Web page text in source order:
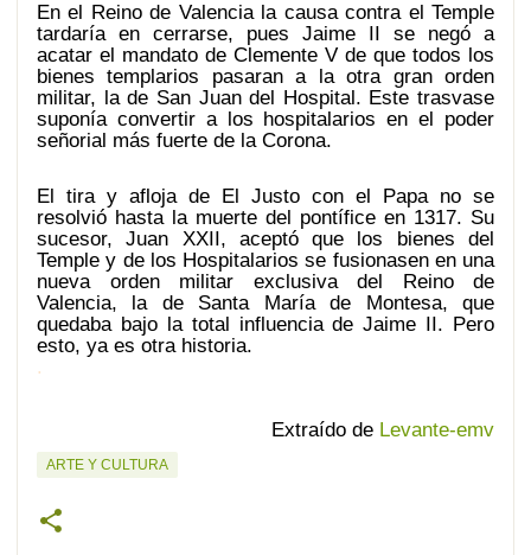
En el Reino de Valencia la causa contra el Temple
tardaría en cerrarse, pues Jaime II se negó a
acatar el mandato de Clemente V de que todos los
bienes templarios pasaran a la otra gran orden
militar, la de San Juan del Hospital. Este trasvase
suponía convertir a los hospitalarios en el poder
señorial más fuerte de la Corona.
El tira y afloja de El Justo con el Papa no se
resolvió hasta la muerte del pontífice en 1317. Su
sucesor, Juan XXII, aceptó que los bienes del
Temple y de los Hospitalarios se fusionasen en una
nueva orden militar exclusiva del Reino de
Valencia, la de Santa María de Montesa, que
quedaba bajo la total influencia de Jaime II. Pero
esto, ya es otra historia.
.
Extraído de Levante-emv
ARTE Y CULTURA